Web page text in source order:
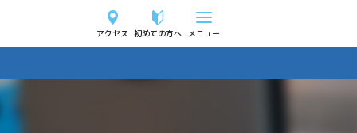
アクセス 初めての方へ メニュー